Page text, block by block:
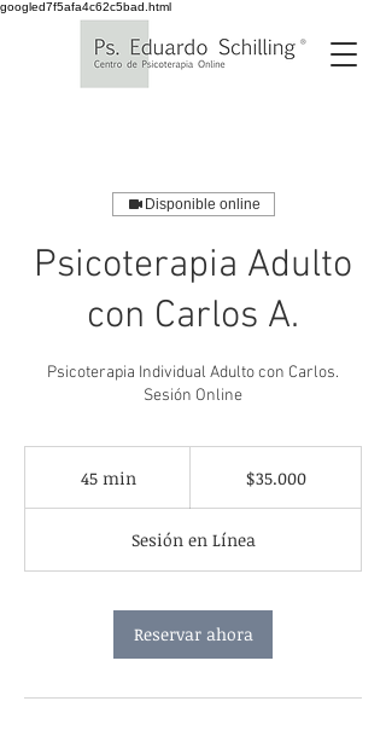
googled7f5afa4c62c5bad.html
Disponible online
Psicoterapia Adulto
con Carlos A.
Psicoterapia Individual Adulto con Carlos.
Sesión Online
45 min4
m
i
$35.000
Sesión en Línea
Reservar ahora